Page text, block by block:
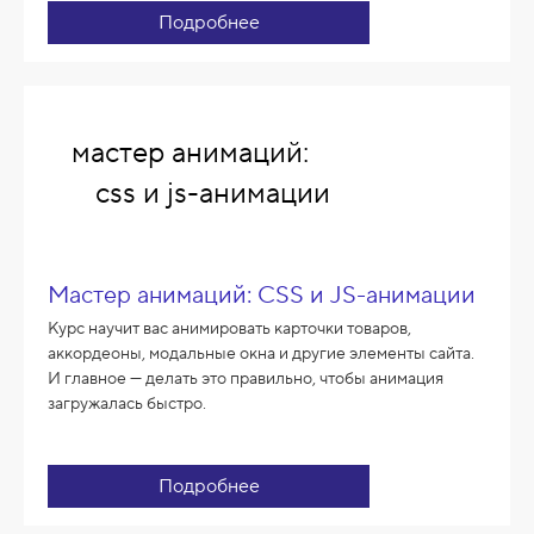
Подробнее
мастер анимаций:
css и js-анимации
Мастер анимаций: CSS и JS-анимации
Курс научит вас анимировать карточки товаров,
аккордеоны, модальные окна и другие элементы сайта.
И главное — делать это правильно, чтобы анимация
загружалась быстро.
Подробнее